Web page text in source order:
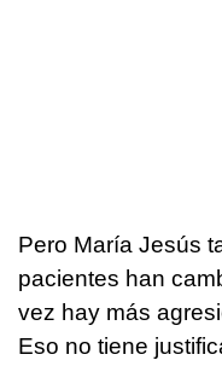
Pero María Jesús
pacientes han
vez hay más
Eso no tiene